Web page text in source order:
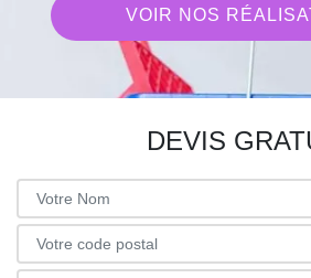
VOIR NOS
DEVIS